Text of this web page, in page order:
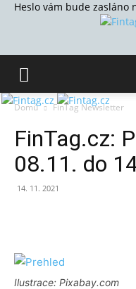
Heslo vám bude zasláno
Domů FinTag Newsletter
FinTag.cz:
08.11. do
14. 11. 2021
Ilustrace: Pixabay.com